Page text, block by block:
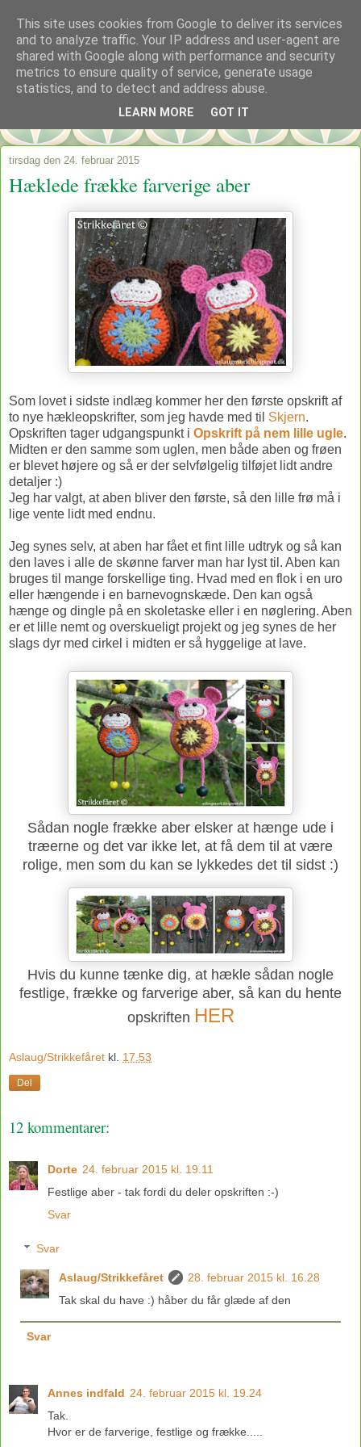
tirsdag den 24. februar 2015
Hæklede frække farverige aber
Som lovet i sidste indlæg kommer her den første opskrift af
to nye hækleopskrifter, som jeg havde med til Skjern.
Opskriften tager udgangspunkt i Opskrift på nem lille ugle.
Midten er den samme som uglen, men både aben og frøen
er blevet højere og så er der selvfølgelig tilføjet lidt andre
detaljer :)
Jeg har valgt, at aben bliver den første, så den lille frø må i
lige vente lidt med endnu.
Jeg synes selv, at aben har fået et fint lille udtryk og så kan
den laves i alle de skønne farver man har lyst til. Aben kan
bruges til mange forskellige ting. Hvad med en flok i en uro
eller hængende i en barnevognskæde. Den kan også
hænge og dingle på en skoletaske eller i en nøglering. Aben
er et lille nemt og overskueligt projekt og jeg synes de her
slags dyr med cirkel i midten er så hyggelige at lave.
Sådan nogle frække aber elsker at hænge ude i
træerne og det var ikke let, at få dem til at være
rolige, men som du kan se lykkedes det til sidst :)
Hvis du kunne tænke dig, at hækle sådan nogle
festlige, frække og farverige aber, så kan du hente
opskriften HER
Aslaug/Strikkefåret kl. 17.53
Del
12 kommentarer:
Dorte 24. februar 2015 kl. 19.11
Festlige aber - tak fordi du deler opskriften :-)
Svar
Svar
Aslaug/Strikkefåret
28. februar 2015 kl. 16.28
Tak skal du have :) håber du får glæde af den
Svar
Annes indfald 24. februar 2015 kl. 19.24
Tak.
Hvor er de farverige, festlige og frække.....
This site uses cookies from Google to deliver its services
and to analyze traffic. Your IP address and user-agent are
shared with Google along with performance and security
metrics to ensure quality of service, generate usage
statistics, and to detect and address abuse.
LEARN MORE GOT IT